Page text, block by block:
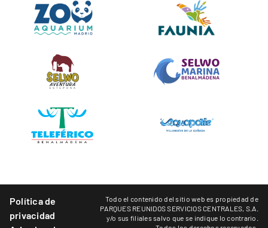
Política de
privacidad
Todo el contenido del sitio web es propiedad de
PARQUES REUNIDOS SERVICIOS CENTRALES, S.A.
y/o sus filiales salvo que se indique lo contrario.